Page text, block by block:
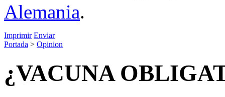
Alemania.
Imprimir Enviar
Portada > Opinion
¿VACUNA